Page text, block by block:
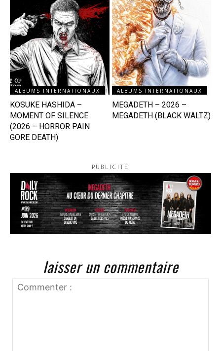
ALBUMS INTERNATIONAUX
KOSUKE HASHIDA –
MOMENT OF SILENCE
(2026 – HORROR PAIN
GORE DEATH)
ALBUMS INTERNATIONAUX
MEGADETH – 2026 –
MEGADETH (BLACK WALTZ)
PUBLICITÉ
laisser un commentaire